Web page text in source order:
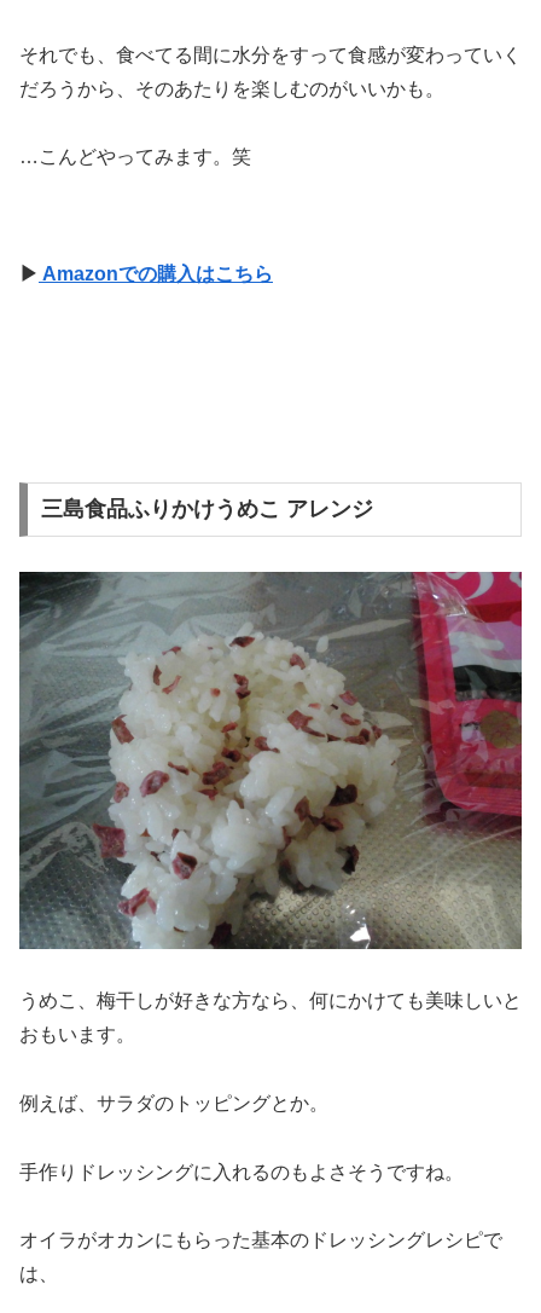
それでも、食べてる間に水分をすって食感が変わっていく
だろうから、そのあたりを楽しむのがいいかも。
…こんどやってみます。笑
▶ Amazonでの購入はこちら
三島食品ふりかけうめこ アレンジ
うめこ、梅干しが好きな方なら、何にかけても美味しいと
おもいます。
例えば、サラダのトッピングとか。
手作りドレッシングに入れるのもよさそうですね。
オイラがオカンにもらった基本のドレッシングレシピで
は、